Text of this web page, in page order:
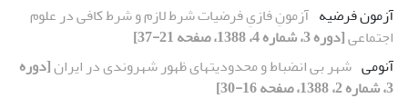
آزمون فرضیه آزمونِ فازیِ فرضیات شرط لازم و شرط کافی در علوم
اجتماعی[دوره 3، شماره 4، 1388، صفحه 21-37]
آنومی شهر بی انضباط و محدودیتهای ظهور شهروندی در ایران[دوره
3، شماره 2، 1388، صفحه 16-30]